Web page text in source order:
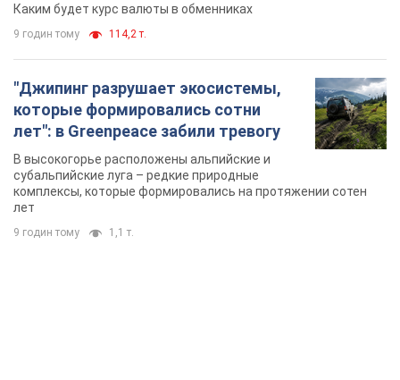
Каким будет курс валюты в обменниках
9 годин тому 114,2 т.
"Джипинг разрушает экосистемы,
которые формировались сотни
лет": в Greenpeace забили тревогу
В высокогорье расположены альпийские и
субальпийские луга – редкие природные
комплексы, которые формировались на протяжении сотен
лет
9 годин тому 1,1 т.